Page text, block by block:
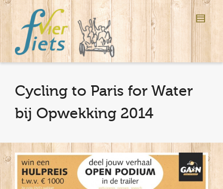
Cycling to Paris for Water
bij Opwekking 2014